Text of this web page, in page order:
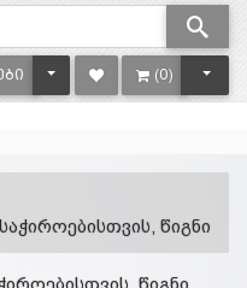
TOGGLE DROPDOWN
(0)
წიგნი